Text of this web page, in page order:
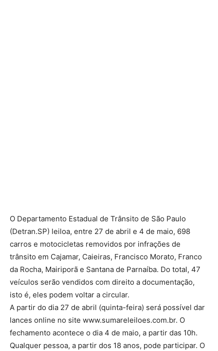
O Departamento Estadual de Trânsito de São Paulo
(Detran.SP) leiloa, entre 27 de abril e 4 de maio, 698
carros e motocicletas removidos por infrações de
trânsito em Cajamar, Caieiras, Francisco Morato, Franco
da Rocha, Mairiporã e Santana de Parnaíba. Do total, 47
veículos serão vendidos com direito a documentação,
isto é, eles podem voltar a circular.
A partir do dia 27 de abril (quinta-feira) será possível dar
lances online no site www.sumareleiloes.com.br. O
fechamento acontece o dia 4 de maio, a partir das 10h.
Qualquer pessoa, a partir dos 18 anos, pode participar. O